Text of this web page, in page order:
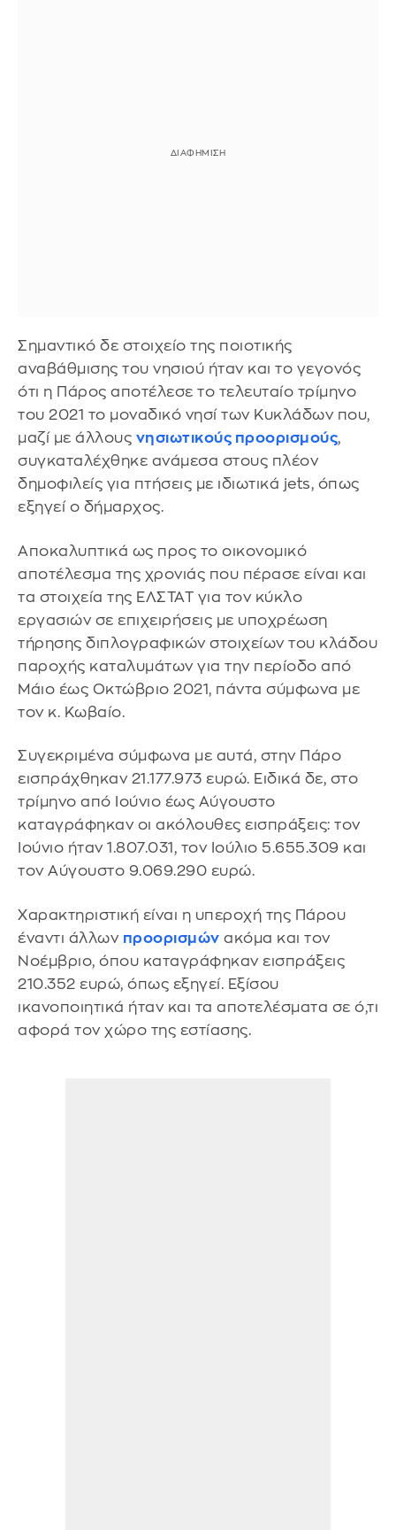
Σημαντικό δε στοιχείο της ποιοτικής
αναβάθμισης του νησιού ήταν και το γεγονός
ότι η Πάρος αποτέλεσε το τελευταίο τρίμηνο
του 2021 το μοναδικό νησί των Κυκλάδων που,
μαζί με άλλους νησιωτικούς προορισμούς,
συγκαταλέχθηκε ανάμεσα στους πλέον
δημοφιλείς για πτήσεις με ιδιωτικά jets, όπως
εξηγεί ο δήμαρχος.
Αποκαλυπτικά ως προς το οικονομικό
αποτέλεσμα της χρονιάς που πέρασε είναι και
τα στοιχεία της ΕΛΣΤΑΤ για τον κύκλο
εργασιών σε επιχειρήσεις με υποχρέωση
τήρησης διπλογραφικών στοιχείων του κλάδου
παροχής καταλυμάτων για την περίοδο από
Μάιο έως Οκτώβριο 2021, πάντα σύμφωνα με
τον κ. Κωβαίο.
Συγεκριμένα σύμφωνα με αυτά, στην Πάρο
εισπράχθηκαν 21.177.973 ευρώ. Ειδικά δε, στο
τρίμηνο από Ιούνιο έως Αύγουστο
καταγράφηκαν οι ακόλουθες εισπράξεις: τον
Ιούνιο ήταν 1.807.031, τον Ιούλιο 5.655.309 και
τον Αύγουστο 9.069.290 ευρώ.
Χαρακτηριστική είναι η υπεροχή της Πάρου
έναντι άλλων προορισμών ακόμα και τον
Νοέμβριο, όπου καταγράφηκαν εισπράξεις
210.352 ευρώ, όπως εξηγεί. Εξίσου
ικανοποιητικά ήταν και τα αποτελέσματα σε ό,τι
αφορά τον χώρο της εστίασης.